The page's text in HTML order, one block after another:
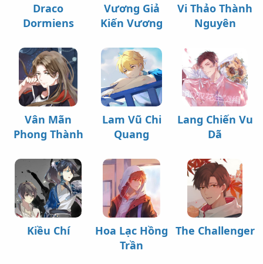
Draco
Dormiens
Vương Giả
Kiến Vương
Vi Thảo Thành
Nguyên
Vân Mãn
Phong Thành
Lam Vũ Chi
Quang
Lang Chiến Vu
Dã
Kiều Chí
Hoa Lạc Hồng
Trần
The Challenger